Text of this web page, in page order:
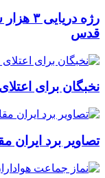
رژه
قدس
نخبگان برای
تصاویر برد ایران